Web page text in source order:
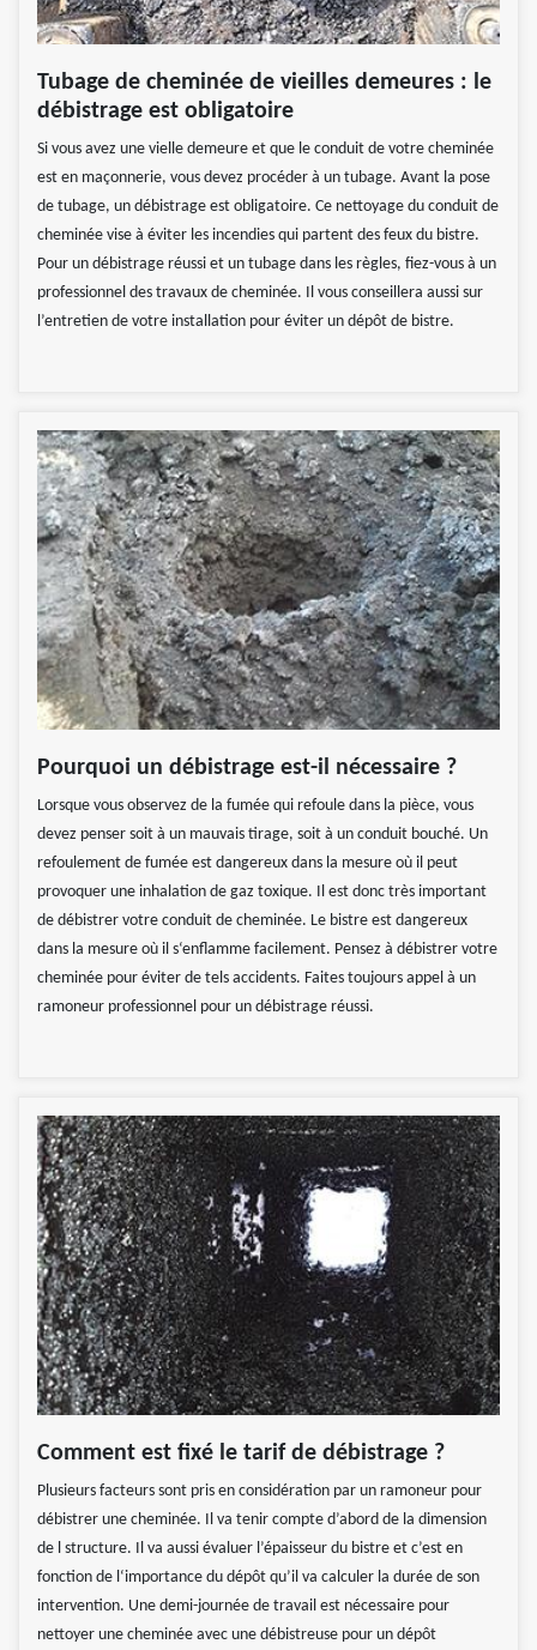
Tubage de cheminée de vieilles demeures : le
débistrage est obligatoire
Si vous avez une vielle demeure et que le conduit de votre cheminée
est en maçonnerie, vous devez procéder à un tubage. Avant la pose
de tubage, un débistrage est obligatoire. Ce nettoyage du conduit de
cheminée vise à éviter les incendies qui partent des feux du bistre.
Pour un débistrage réussi et un tubage dans les règles, fiez-vous à un
professionnel des travaux de cheminée. Il vous conseillera aussi sur
l’entretien de votre installation pour éviter un dépôt de bistre.
Pourquoi un débistrage est-il nécessaire ?
Lorsque vous observez de la fumée qui refoule dans la pièce, vous
devez penser soit à un mauvais tirage, soit à un conduit bouché. Un
refoulement de fumée est dangereux dans la mesure où il peut
provoquer une inhalation de gaz toxique. Il est donc très important
de débistrer votre conduit de cheminée. Le bistre est dangereux
dans la mesure où il s‘enflamme facilement. Pensez à débistrer votre
cheminée pour éviter de tels accidents. Faites toujours appel à un
ramoneur professionnel pour un débistrage réussi.
Comment est fixé le tarif de débistrage ?
Plusieurs facteurs sont pris en considération par un ramoneur pour
débistrer une cheminée. Il va tenir compte d’abord de la dimension
de l structure. Il va aussi évaluer l’épaisseur du bistre et c’est en
fonction de l‘importance du dépôt qu’il va calculer la durée de son
intervention. Une demi-journée de travail est nécessaire pour
nettoyer une cheminée avec une débistreuse pour un dépôt